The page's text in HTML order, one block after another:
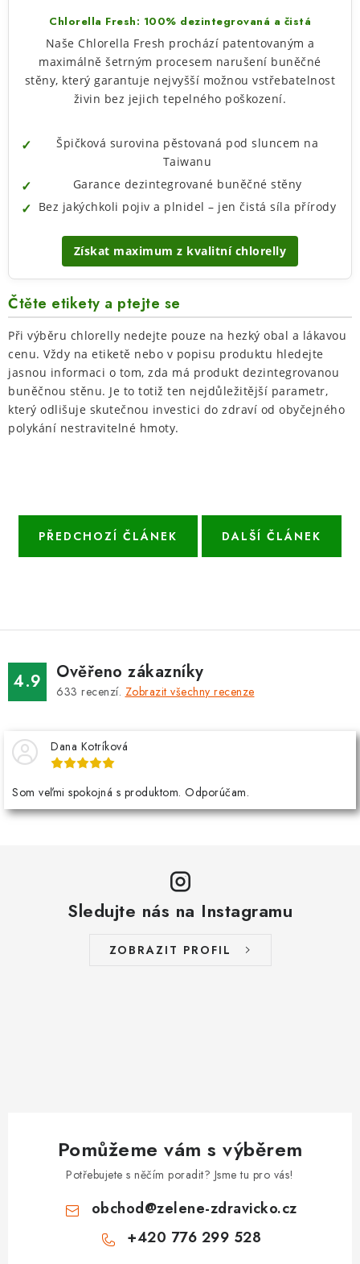
Chlorella Fresh: 100% dezintegrovaná a čistá
Naše Chlorella Fresh prochází patentovaným a
maximálně šetrným procesem narušení buněčné
stěny, který garantuje nejvyšší možnou vstřebatelnost
živin bez jejich tepelného poškození.
Špičková surovina pěstovaná pod sluncem na
Taiwanu
Garance dezintegrované buněčné stěny
Bez jakýchkoli pojiv a plnidel – jen čistá síla přírody
Získat maximum z kvalitní chlorelly
Čtěte etikety a ptejte se
Při výběru chlorelly nedejte pouze na hezký obal a lákavou
cenu. Vždy na etiketě nebo v popisu produktu hledejte
jasnou informaci o tom, zda má produkt dezintegrovanou
buněčnou stěnu. Je to totiž ten nejdůležitější parametr,
který odlišuje skutečnou investici do zdraví od obyčejného
polykání nestravitelné hmoty.
PŘEDCHOZÍ ČLÁNEK DALŠÍ ČLÁNEK
4.9 Ověřeno zákazníky
633 recenzí. Zobrazit všechny recenze
Dana Kotríková
Som veľmi spokojná s produktom. Odporúčam.
Sledujte nás na Instagramu
ZOBRAZIT PROFIL
Pomůžeme vám s výběrem
Potřebujete s něčím poradit? Jsme tu pro vás!
obchod@zelene-zdravicko.cz
+420 776 299 528